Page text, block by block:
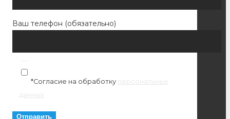
Ваш телефон (обязательно)
*Согласие на обработку персональных
данных